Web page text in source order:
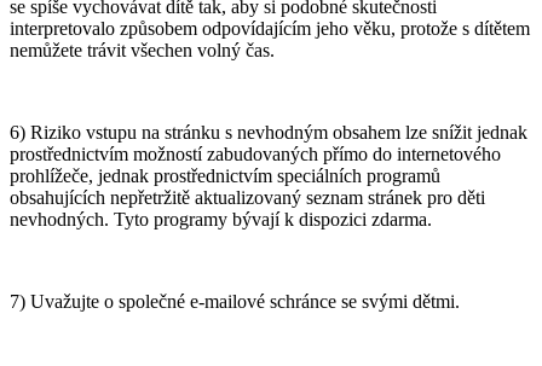
se spíše vychovávat dítě tak, aby si podobné skutečnosti
interpretovalo způsobem odpovídajícím jeho věku, protože s dítětem
nemůžete trávit všechen volný čas.
6) Riziko vstupu na stránku s nevhodným obsahem lze snížit jednak
prostřednictvím možností zabudovaných přímo do internetového
prohlížeče, jednak prostřednictvím speciálních programů
obsahujících nepřetržitě aktualizovaný seznam stránek pro děti
nevhodných. Tyto programy bývají k dispozici zdarma.
7) Uvažujte o společné e-mailové schránce se svými dětmi.